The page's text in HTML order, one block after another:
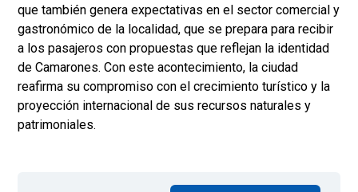
que también genera expectativas en el sector comercial y
gastronómico de la localidad, que se prepara para recibir
a los pasajeros con propuestas que reflejan la identidad
de Camarones. Con este acontecimiento, la ciudad
reafirma su compromiso con el crecimiento turístico y la
proyección internacional de sus recursos naturales y
patrimoniales.